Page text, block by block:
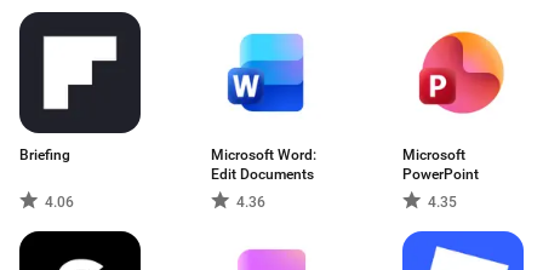
Briefing
4.06
Microsoft Word:
Edit Documents
4.36
Microsoft
PowerPoint
4.35